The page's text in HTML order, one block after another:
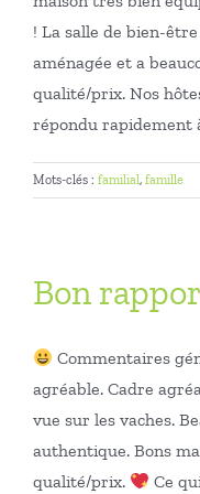
! La salle de bien-
aménagée et a
qualité/prix. Nos
répondu rapidement
Mots-clés : familial, famille
Bon
Commentaires
agréable. Cadre
vue sur les vaches.
authentique. Bons
qualité/prix.
Ce